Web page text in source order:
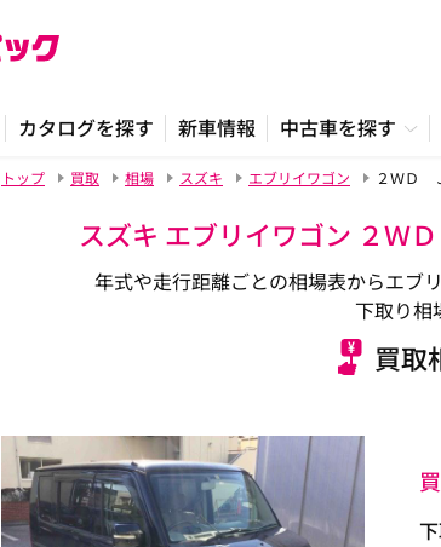
カタログを探す 新車情報 中古車を探す
トップ 買取 相場 スズキ エブリイワゴン ２ＷＤ
スズキ エブリイワゴン ２
年式や走行距離ごとの相場表からエ
下取り相
買取